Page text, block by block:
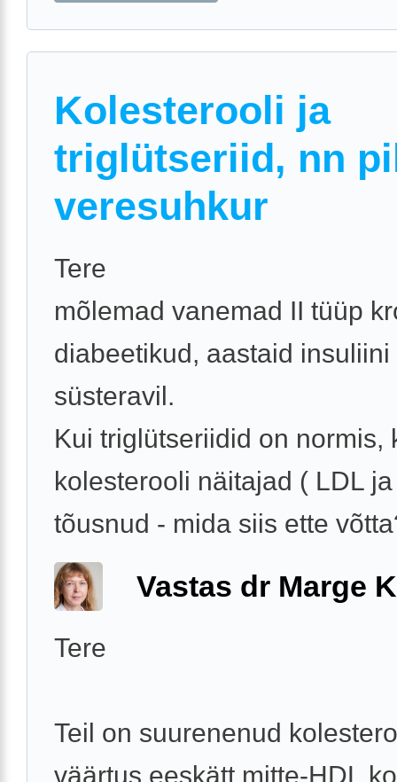
Kolesterooli ja
triglütseriid, nn
veresuhkur
Tere
mõlemad vanemad II tüüp
diabeetikud, aastaid insuliini
süsteravil.
Kui triglütseriidid on normis,
kolesterooli näitajad ( LDL
tõusnud - mida siis ette
Vastas dr Marge
Tere
Teil on suurenenud
väärtus eeskätt mitte-HDL